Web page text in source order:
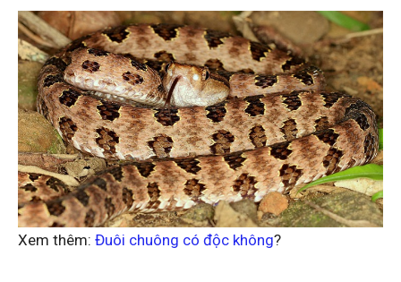
Xem thêm: Đuôi chuông có độc không?